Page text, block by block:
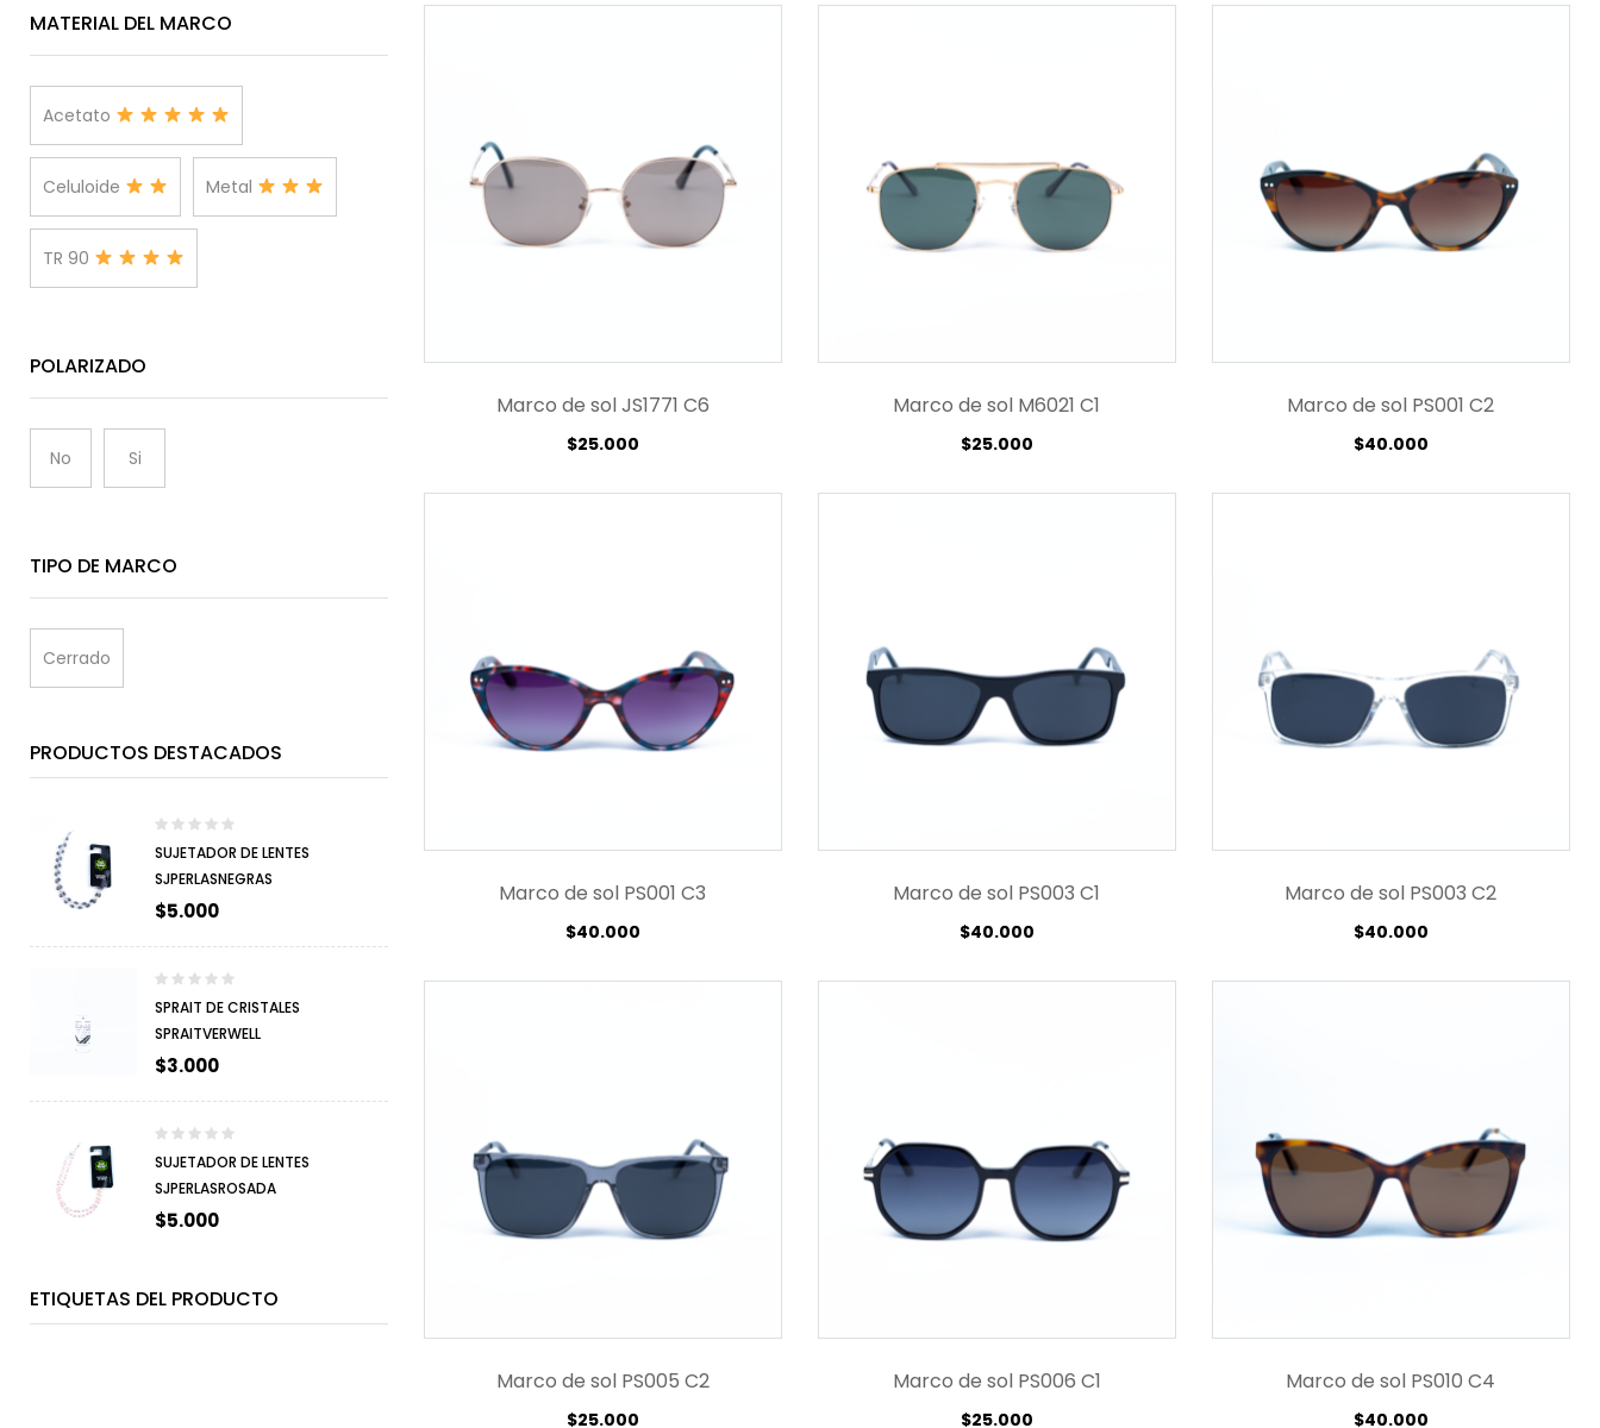
MATERIAL DEL MARCO
Acetato
Celuloide Metal
TR 90
POLARIZADO
No Si
TIPO DE MARCO
Cerrado
PRODUCTOS DESTACADOS
SUJETADOR DE LENTES
SJPERLASNEGRAS
$5.000
SPRAIT DE CRISTALES
SPRAITVERWELL
$3.000
SUJETADOR DE LENTES
SJPERLASROSADA
$5.000
ETIQUETAS DEL PRODUCTO
Marco de sol JS1771 C6
$25.000
Marco de sol M6021 C1
$25.000
Marco de sol PS001 C2
$40.000
Marco de sol PS001 C3
$40.000
Marco de sol PS003 C1
$40.000
Marco de sol PS003 C2
$40.000
Marco de sol PS005 C2
$25.000
Marco de sol PS006 C1
$25.000
Marco de sol PS010 C4
$40.000